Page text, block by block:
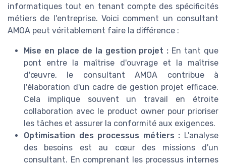
informatiques tout en tenant compte des spécificités
métiers de l'entreprise. Voici comment un consultant
AMOA peut véritablement faire la différence :
Mise en place de la gestion projet : En tant que
pont entre la maîtrise d'ouvrage et la maîtrise
d'œuvre, le consultant AMOA contribue à
l'élaboration d'un cadre de gestion projet efficace.
Cela implique souvent un travail en étroite
collaboration avec le product owner pour prioriser
les tâches et assurer la conformité aux exigences.
Optimisation des processus métiers : L'analyse
des besoins est au cœur des missions d'un
consultant. En comprenant les processus internes